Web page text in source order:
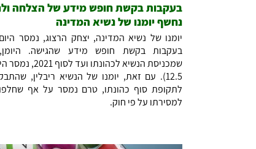
בעקבות בקשת חופש מידע של הצלחה
נחשף יומנו של נשיא המדינה
יומנו של נשיא המדינה, יצחק הרצוג, נמסר
בעקבות בקשת חופש מידע שהגישה.
שמכניסת הנשיא לכהונתו
12.5). עם זאת, יומנו של הנשיא ריבלין,
לתקופת סוף כהונתו, טרם נמסר על אף
למסירתו על פי חוק.